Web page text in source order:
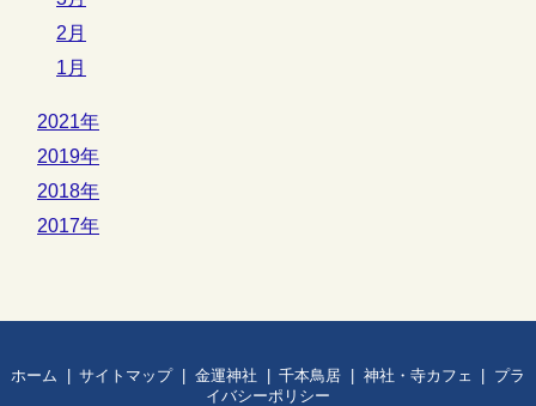
2月
1月
2021年
2019年
2018年
2017年
ホーム サイトマップ 金運神社 千本鳥居 神社・寺カフェ
プラ
イバシーポリシー